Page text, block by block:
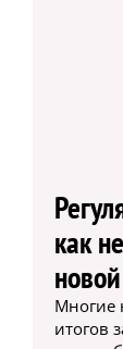
как
Многие
итогов